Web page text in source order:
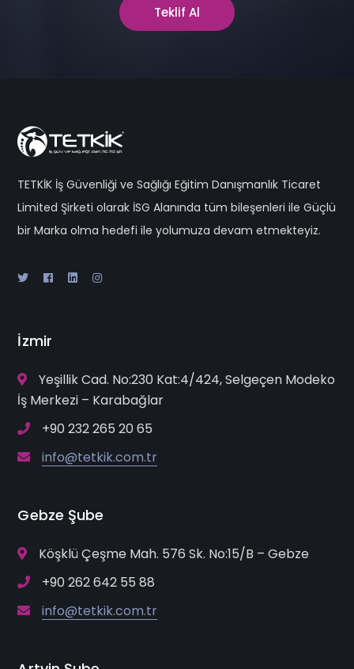
Teklif Al
TETKİK İş Güvenliği ve Sağlığı Eğitim Danışmanlık Ticaret
Limited Şirketi olarak İSG Alanında tüm bileşenleri ile Güçlü
bir Marka olma hedefi ile yolumuza devam etmekteyiz.
İzmir
Yeşillik Cad. No:230 Kat:4/424, Selgeçen Modeko
İş Merkezi – Karabağlar
+90 232 265 20 65
info@tetkik.com.tr
Gebze Şube
Köşklü Çeşme Mah. 576 Sk. No:15/B – Gebze
+90 262 642 55 88
info@tetkik.com.tr